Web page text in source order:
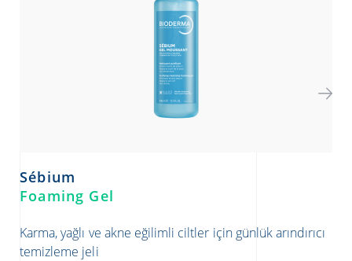
Sébium
Foaming Gel
Karma, yağlı ve akne eğilimli ciltler için günlük arındırıcı
temizleme jeli